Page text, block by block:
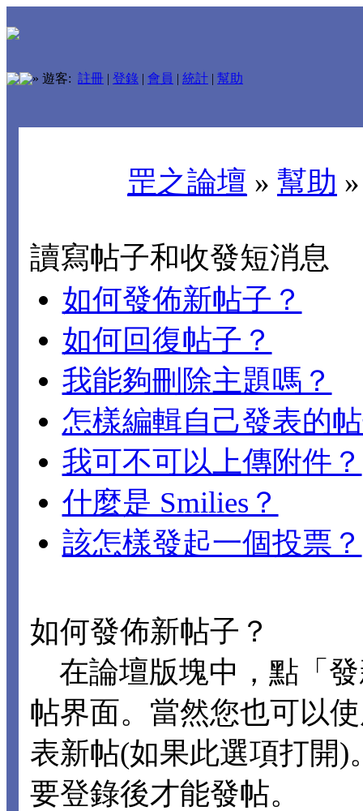
» 遊客: 註冊 | 登錄 | 會員 | 統計 | 幫助
罡之論壇 » 幫助
讀寫帖子和收發短消息
如何發佈新帖子？
如何回復帖子？
我能夠刪除主題嗎？
怎樣編輯自己發表的
我可不可以上傳附件？
什麼是 Smilies？
該怎樣發起一個投票？
如何發佈新帖子？
在論壇版塊中，點「
帖界面。當然您也可以
表新帖(如果此選項打開
要登錄後才能發帖。